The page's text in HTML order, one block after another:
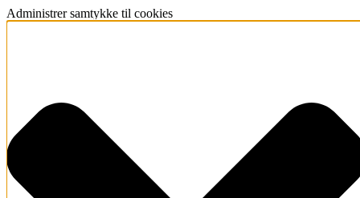
Administrer samtykke til cookies